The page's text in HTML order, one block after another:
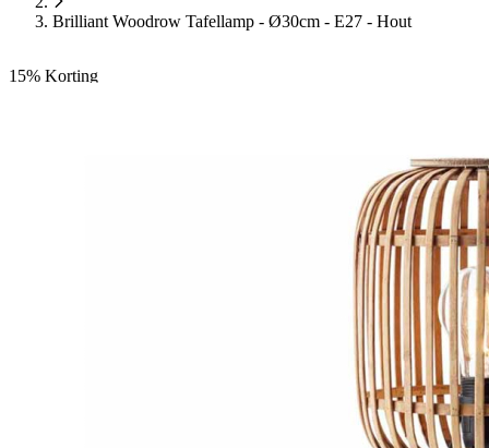
Brilliant Woodrow Tafellamp - Ø30cm - E27 - Hout
15% Korting